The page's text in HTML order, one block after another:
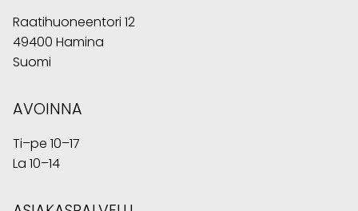
Raatihuoneentori 12
49400 Hamina
Suomi
AVOINNA
Ti–pe 10–17
La 10–14